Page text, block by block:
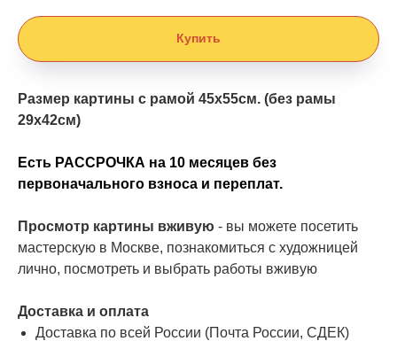
Купить
Размер картины с рамой 45х55см. (без рамы
29х42см)
Есть РАССРОЧКА на 10 месяцев без
первоначального взноса и переплат.
Просмотр картины вживую - вы можете посетить
мастерскую в Москве, познакомиться с художницей
лично, посмотреть и выбрать работы вживую
Доставка и оплата
Доставка по всей России (Почта России, СДЕК)